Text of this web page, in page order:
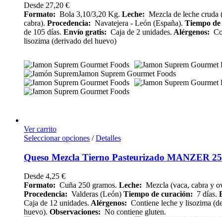
Desde 27,20 €
Formato: Bola 3,10/3,20 Kg. Leche: Mezcla de leche cruda
cabra). Procedencia: Navatejera - León (España). Tiempo
de 105 días. Envío gratis: Caja de 2 unidades. Alérgenos:
lisozima (derivado del huevo)
Ver carrito
Seleccionar opciones / Detalles
Queso Mezcla Tierno Pasteurizado MANZER
Desde 4,25 €
Formato: Cuña 250 gramos. Leche: Mezcla (vaca, cabra y
Procedencia: Valderas (León) Tiempo de curación: 7 días.
Caja de 12 unidades. Alérgenos: Contiene leche y lisozima
huevo). Observaciones: No contiene gluten.